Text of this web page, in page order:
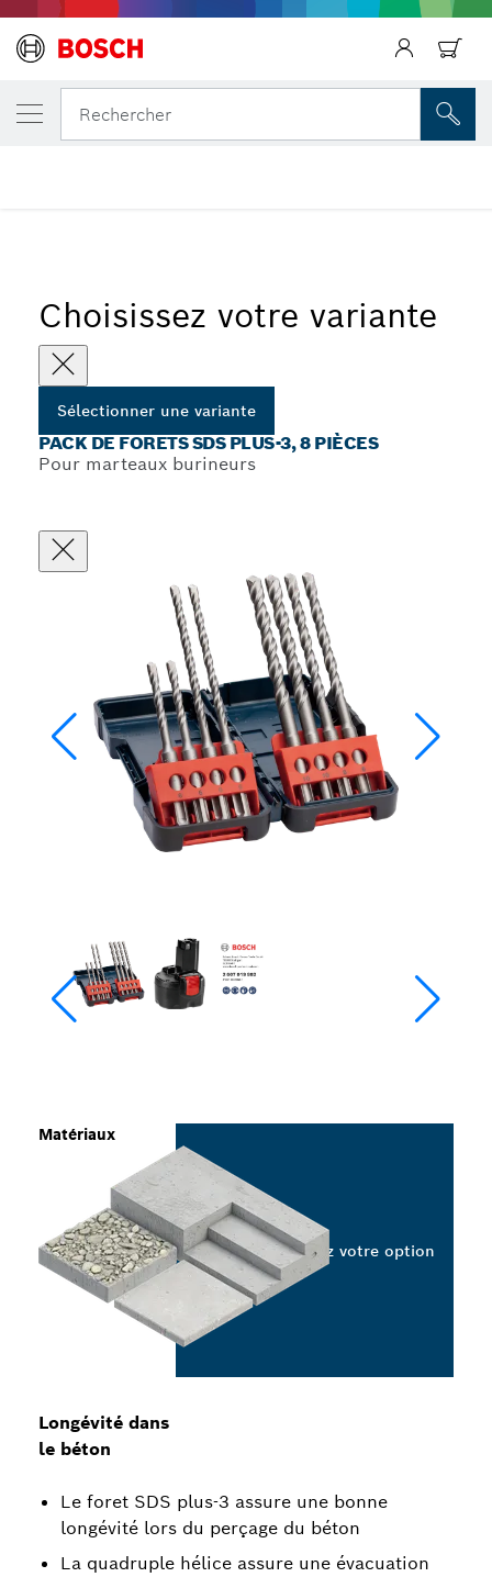
Rechercher
Choisissez votre variante
Sélectionner une variante
PACK DE FORETS SDS PLUS-3, 8 PIÈCES
Pour marteaux burineurs
Longévité dans
le béton
Le foret SDS plus-3 assure une bonne
longévité lors du perçage du béton
La quadruple hélice assure une évacuation
Matériaux
Sélectionnez votre option
VOTRE VARIANTE SÉLECTIONNÉE
Pack de forets SDS plus-3, 8 pièces